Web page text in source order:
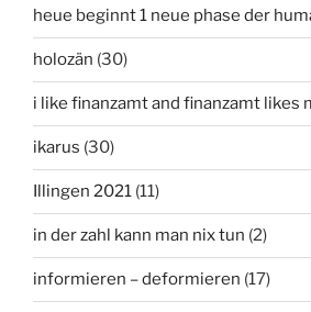
heue beginnt 1 neue phase der
holozän (30)
i like finanzamt and finanzamt likes
ikarus (30)
Illingen 2021 (11)
in der zahl kann man nix tun (2)
informieren – deformieren (17)